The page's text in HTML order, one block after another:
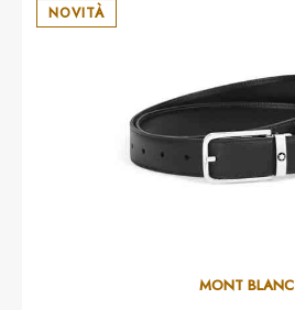
NOVITÀ
MONT BLANC